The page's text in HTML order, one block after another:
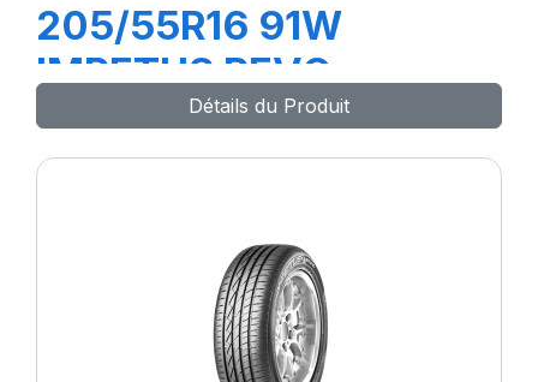
205/55R16 91W
IMPETUS REVO
Détails du Produit